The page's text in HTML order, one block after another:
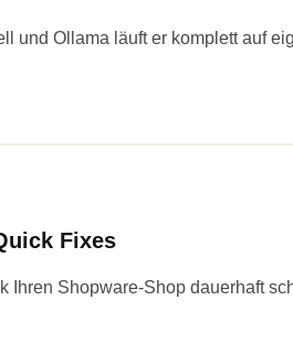
und Ollama läuft er komplett auf
Fixes
Ihren Shopware-Shop dauerhaft